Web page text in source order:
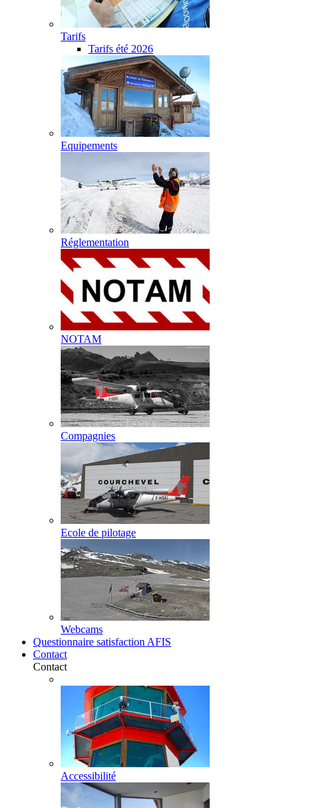
Tarifs
Tarifs été 2026
Equipements
Réglementation
NOTAM
Compagnies
Ecole de pilotage
Webcams
Questionnaire satisfaction AFIS
Contact
Contact
Accessibilité